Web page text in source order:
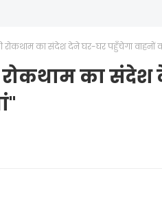
का संदेश देने घर-घर पहुँचेगा वाहनों
का संदेश